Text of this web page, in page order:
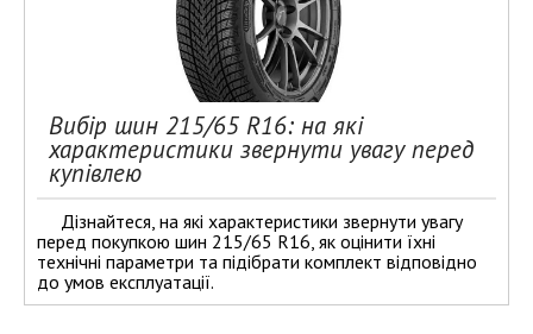
Вибір шин 215/65 R16: на які
характеристики звернути увагу перед
купівлею
Дізнайтеся, на які характеристики звернути увагу
перед покупкою шин 215/65 R16, як оцінити їхні
технічні параметри та підібрати комплект відповідно
до умов експлуатації.